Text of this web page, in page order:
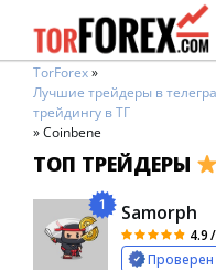
TorForex»
Лучшие трейдеры в
трейдингу в ТГ
»Coinbene
ТОП ТРЕЙДЕРЫ
1 Samorph
4.9/
Проверен